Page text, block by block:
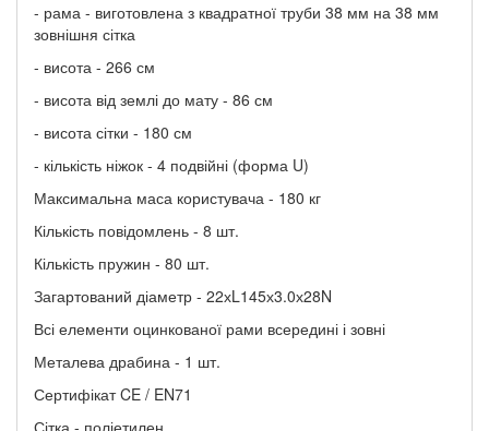
- рама - виготовлена ​​з квадратної труби 38 мм на 38 мм
зовнішня сітка
- висота - 266 см
- висота від землі до мату - 86 см
- висота сітки - 180 см
- кількість ніжок - 4 подвійні (форма U)
Максимальна маса користувача - 180 кг
Кількість повідомлень - 8 шт.
Кількість пружин - 80 шт.
Загартований діаметр - 22хL145х3.0х28N
Всі елементи оцинкованої рами всередині і зовні
Металева драбина - 1 шт.
Сертифікат CE / EN71